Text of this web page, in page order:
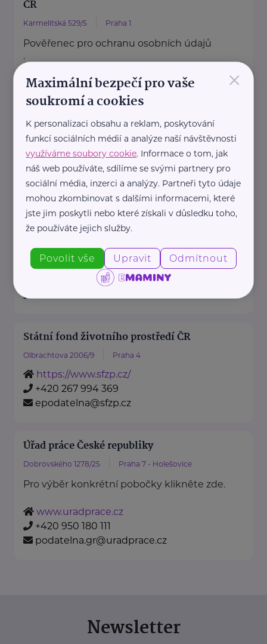
ČR
Karmelitská 529/5 Praha 1
Pověřenec pro ochranu osobních údajů
:
Mgr. Šárka Jílková,
+420 234 811 105, gdpr@msmt.cz
oznamovatelů
: Mgr. ...
https://www.msmt.cz/
+420 234 811 111
posta@msmt.cz
Loretánské náměstí 5 Praha 1 – Hradčany
https://www.mzv.cz/
Státní fond životního prostředí ČR
Olbrachtova 2006/9 Praha 4
https://www.sfzp.cz/
+420 267 994 369
epodatelna@sfzp.cz
Úřad práce České republiky
Dobrovského 1278/25 Praha 7 - Holešovice
Pro výběr konkrétní pobočky klikněte zde.
www.uradprace.cz
+420 950 180 111
podatelna.gr@uradprace.cz
Newsletter
×
Maximální bezpečí pro vaše
soukromí a cookies
K personalizaci obsahu a reklam, poskytování
funkcí sociálních médií a analýze naší návštěvnosti
využíváme soubory cookie. Informace o tom, jak
náš web používáte, sdílíme se svými partnery pro
sociální média, inzerci a analýzy. Partneři tyto údaje
mohou zkombinovat s dalšími informacemi, které
jste jim poskytli nebo které získali v důsledku toho,
že používáte jejich služby.
Povolit vše Upravit Odmítnout